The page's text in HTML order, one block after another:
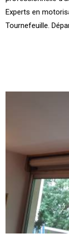
Experts en
Tournefeuille.